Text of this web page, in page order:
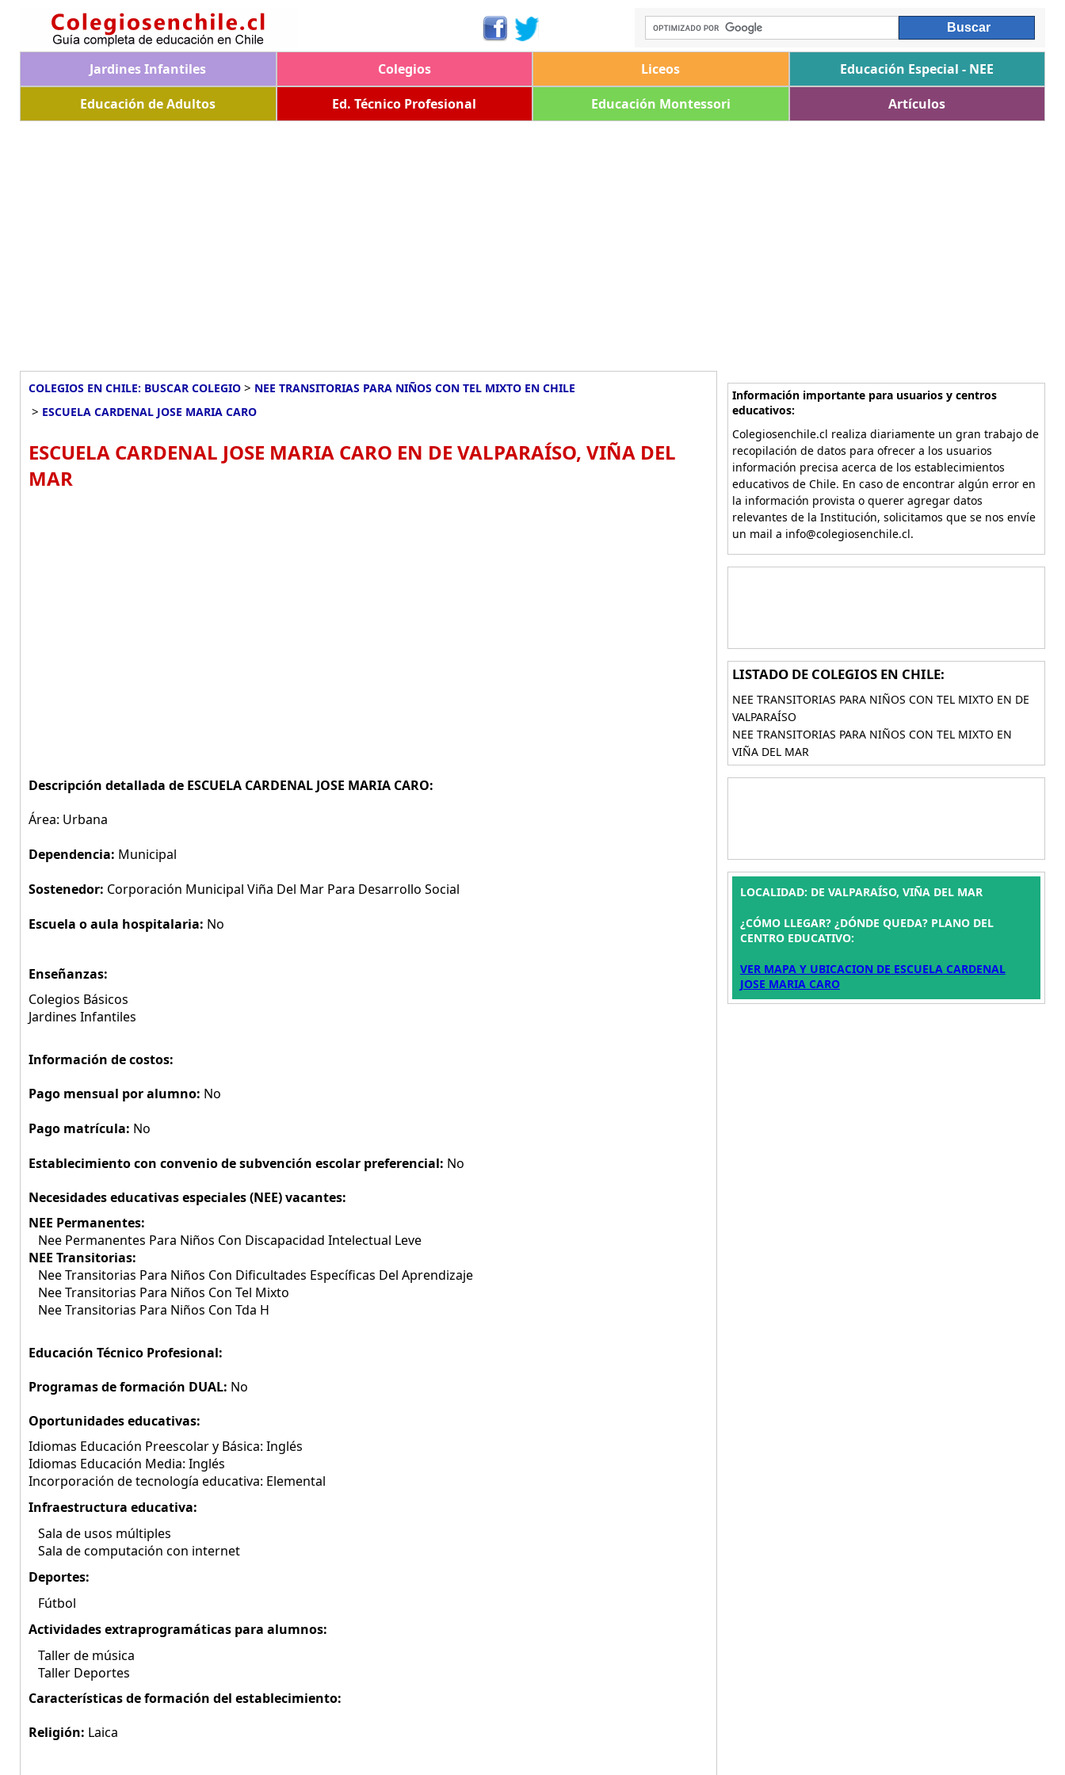
Jardines Infantiles Colegios Liceos
Educación Especial - NEE
Educación de Adultos
Ed. Técnico Profesional Educación Montessori Artículos
COLEGIOS EN CHILE: BUSCAR COLEGIO > NEE TRANSITORIAS PARA NIÑOS CON TEL MIXTO EN CHILE
> ESCUELA CARDENAL JOSE MARIA CARO
ESCUELA CARDENAL JOSE MARIA CARO EN DE VALPARAÍSO, VIÑA DEL
MAR
Descripción detallada de ESCUELA CARDENAL JOSE MARIA CARO:
Área: Urbana
Dependencia: Municipal
Sostenedor: Corporación Municipal Viña Del Mar Para Desarrollo Social
Escuela o aula hospitalaria: No
Enseñanzas:
Colegios Básicos
Jardines Infantiles
Información de costos:
Pago mensual por alumno: No
Pago matrícula: No
Establecimiento con convenio de subvención escolar preferencial: No
Necesidades educativas especiales (NEE) vacantes:
NEE Permanentes:
Nee Permanentes Para Niños Con Discapacidad Intelectual Leve
NEE Transitorias:
Nee Transitorias Para Niños Con Dificultades Específicas Del Aprendizaje
Nee Transitorias Para Niños Con Tel Mixto
Nee Transitorias Para Niños Con Tda H
Educación Técnico Profesional:
Programas de formación DUAL: No
Oportunidades educativas:
Idiomas Educación Preescolar y Básica: Inglés
Idiomas Educación Media: Inglés
Incorporación de tecnología educativa: Elemental
Infraestructura educativa:
Sala de usos múltiples
Sala de computación con internet
Deportes:
Fútbol
Actividades extraprogramáticas para alumnos:
Taller de música
Taller Deportes
Características de formación del establecimiento:
Religión: Laica
Información importante para usuarios y centros
educativos:
Colegiosenchile.cl realiza diariamente un gran trabajo de
recopilación de datos para ofrecer a los usuarios
información precisa acerca de los establecimientos
educativos de Chile. En caso de encontrar algún error en
la información provista o querer agregar datos
relevantes de la Institución, solicitamos que se nos envíe
un mail a info@colegiosenchile.cl.
LISTADO DE COLEGIOS EN CHILE:
NEE TRANSITORIAS PARA NIÑOS CON TEL MIXTO EN DE
VALPARAÍSO
NEE TRANSITORIAS PARA NIÑOS CON TEL MIXTO EN
VIÑA DEL MAR
LOCALIDAD: DE VALPARAÍSO, VIÑA DEL MAR
¿CÓMO LLEGAR? ¿DÓNDE QUEDA? PLANO DEL
CENTRO EDUCATIVO:
VER MAPA Y UBICACION DE ESCUELA CARDENAL
JOSE MARIA CARO